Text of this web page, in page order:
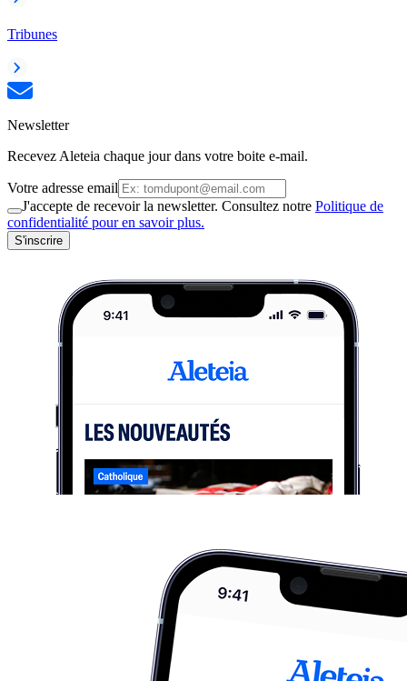
Tribunes
Newsletter
Recevez Aleteia chaque jour dans votre boite e-mail.
Votre adresse email
J'accepte de recevoir la newsletter. Consultez notre Politique de
confidentialité pour en savoir plus.
S'inscrire